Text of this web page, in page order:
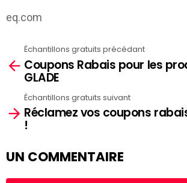
eq.com
more
Échantillons gratuits précédant
Coupons Rabais pour les
GLADE
Échantillons gratuits suivant
Réclamez vos coupons
!
UN COMMENTAIRE